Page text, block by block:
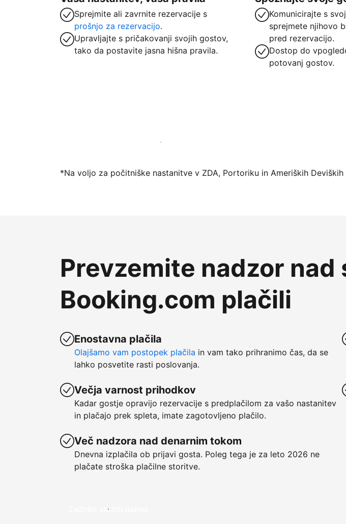
Sprejmite ali zavrnite rezervacije s
prošnjo za rezervacijo.
Upravljajte s pričakovanji svojih gostov,
tako da postavite jasna hišna pravila.
Komunicirajte s
sprejmete njihovo
pred rezervacijo.
Dostop do
potovanj gostov.
Danes ponudite nastanitev prek naše platforme
*Na voljo za počitniške nastanitve v ZDA, Portoriku in Ameriških
Prevzemite nadzor
Booking.com plačili
Enostavna plačila
Olajšamo vam postopek plačila in vam tako prihranimo čas, da se
lahko posvetite rasti poslovanja.
Večja varnost prihodkov
Kadar gostje opravijo rezervacije s predplačilom za vašo nastanitev
in plačajo prek spleta, imate zagotovljeno plačilo.
Več nadzora nad denarnim tokom
Dnevna izplačila ob prijavi gosta. Poleg tega je za leto 2026 ne
plačate stroška plačilne storitve.
Začnite služiti danes